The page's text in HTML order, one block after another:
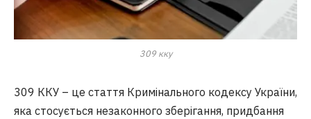
309 кку
309 ККУ – це стаття Кримінального кодексу України,
яка стосується незаконного зберігання, придбання